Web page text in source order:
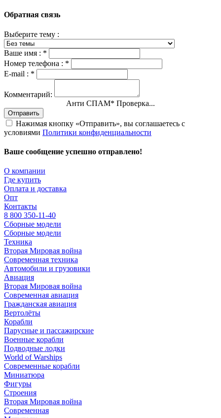
Обратная связь
Выберите тему :
Ваше имя : *
Номер телефона : *
E-mail : *
Комментарий:
Анти СПАМ* Проверка...
Отправить
Нажимая кнопку «Отправить», вы соглашаетесь с
условиями Политики конфиденциальности
Ваше сообщение успешно отправлено!
О компании
Где купить
Оплата и доставка
Опт
Контакты
8 800 350-11-40
Сборные модели
Сборные модели
Техника
Вторая Мировая война
Современная техника
Автомобили и грузовики
Авиация
Вторая Мировая война
Современная авиация
Гражданская авиация
Вертолёты
Корабли
Парусные и пассажирские
Военные корабли
Подводные лодки
World of Warships
Современные корабли
Миниатюра
Фигуры
Строения
Вторая Мировая война
Современная